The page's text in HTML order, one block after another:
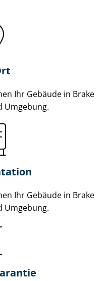
Ihr Gebäude in Brake
Umgebung.
Ihr Gebäude in Brake
Umgebung.